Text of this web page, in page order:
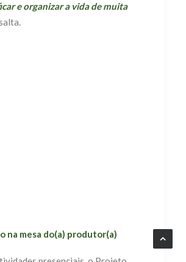
e organizar a vida de muita
na mesa do(a) produtor(a)